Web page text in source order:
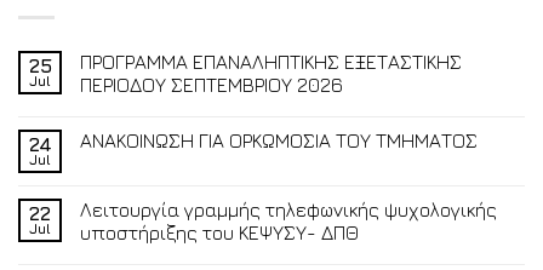
25
Jul
ΠΡΟΓΡΑΜΜΑ ΕΠΑΝΑΛΗΠΤΙΚΗΣ ΕΞΕΤΑΣΤΙΚΗΣ
ΠΕΡΙΟΔΟΥ ΣΕΠΤΕΜΒΡΙΟΥ 2026
24
Jul
ΑΝΑΚΟΙΝΩΣΗ ΓΙΑ ΟΡΚΩΜΟΣΙΑ ΤΟΥ ΤΜΗΜΑΤΟΣ
22
Jul
Λειτουργία γραμμής τηλεφωνικής ψυχολογικής
υποστήριξης του ΚΕΨΥΣΥ- ΔΠΘ